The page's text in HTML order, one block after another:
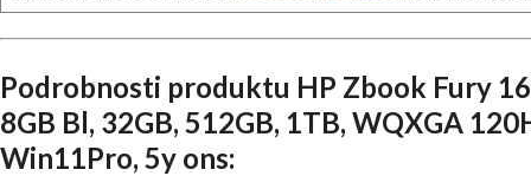
Podrobnosti produktu HP Zbook Fury
8GB Bl, 32GB, 512GB, 1TB, WQXGA
Win11Pro, 5y ons: